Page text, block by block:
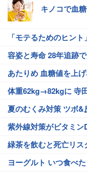
キノコで血
「モテるためのヒン
容姿と寿命 28年追跡
あたりめ 血糖値を上
体重62kg→82kgに 寺
夏のむくみ対策 ツボ&
紫外線対策がビタミン
緑茶を飲むと死亡リス
ヨーグルト いつ食べ